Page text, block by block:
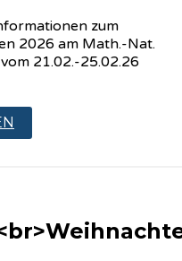
zum
2026 am Math.-Nat.
21.02.-25.02.26